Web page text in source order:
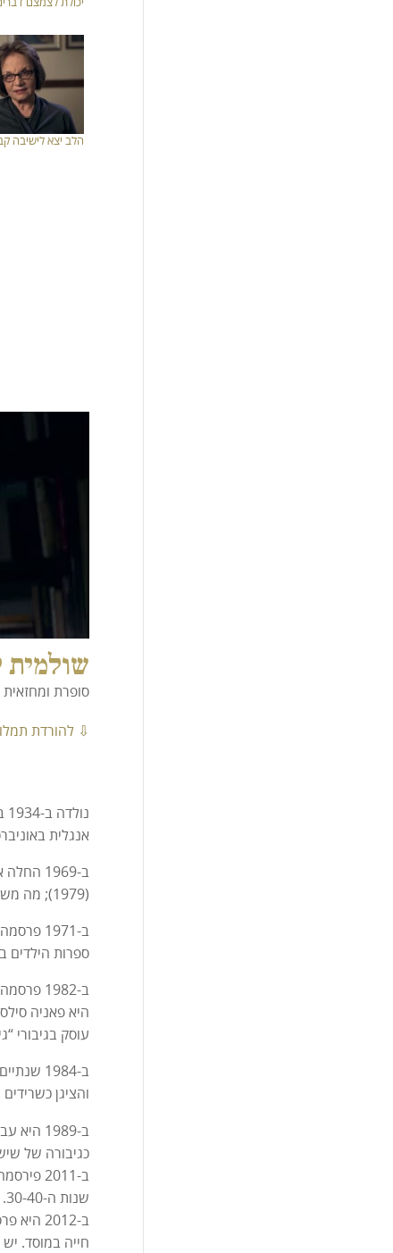
הלב יצא לישיבה
שולמית
סופרת
⇩ להורדת
אנגלית
(1979); מה משמח עכבישים (1990).
ספרות הילדים
ב-
היא פאניה
עוסק בגיבורי
ב-1984
והציגן
ב-
כגיבורה של שישה ספרי מתח
ב-
שנות ה-30-40.
ב-
חייה במוסד.